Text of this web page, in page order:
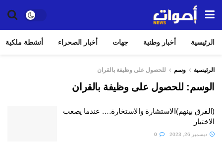
الرئيسية أخبار وطنية جهات أخبار الصحراء أنشطة ملكية
الرئيسية وسم للحصول على وظيفة بالقران
الوسم: للحصول على وظيفة بالقران
(الفرق بينهم)الاستشارة والاستخارة…. عندما يصعب
الاختيار
ديسمبر 26, 2023